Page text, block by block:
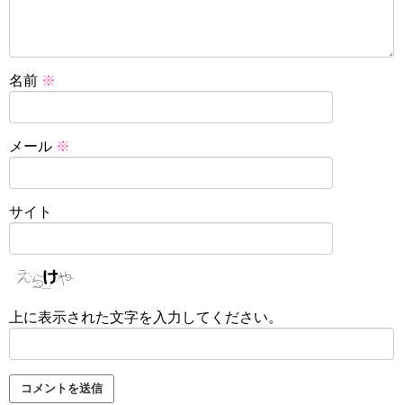
名前 ※
メール ※
サイト
上に表示された文字を入力してください。